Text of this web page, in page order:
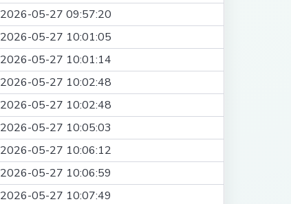
2026-05-27 09:57:20
2026-05-27 10:01:05
2026-05-27 10:01:14
2026-05-27 10:02:48
2026-05-27 10:02:48
2026-05-27 10:05:03
2026-05-27 10:06:12
2026-05-27 10:06:59
2026-05-27 10:07:49